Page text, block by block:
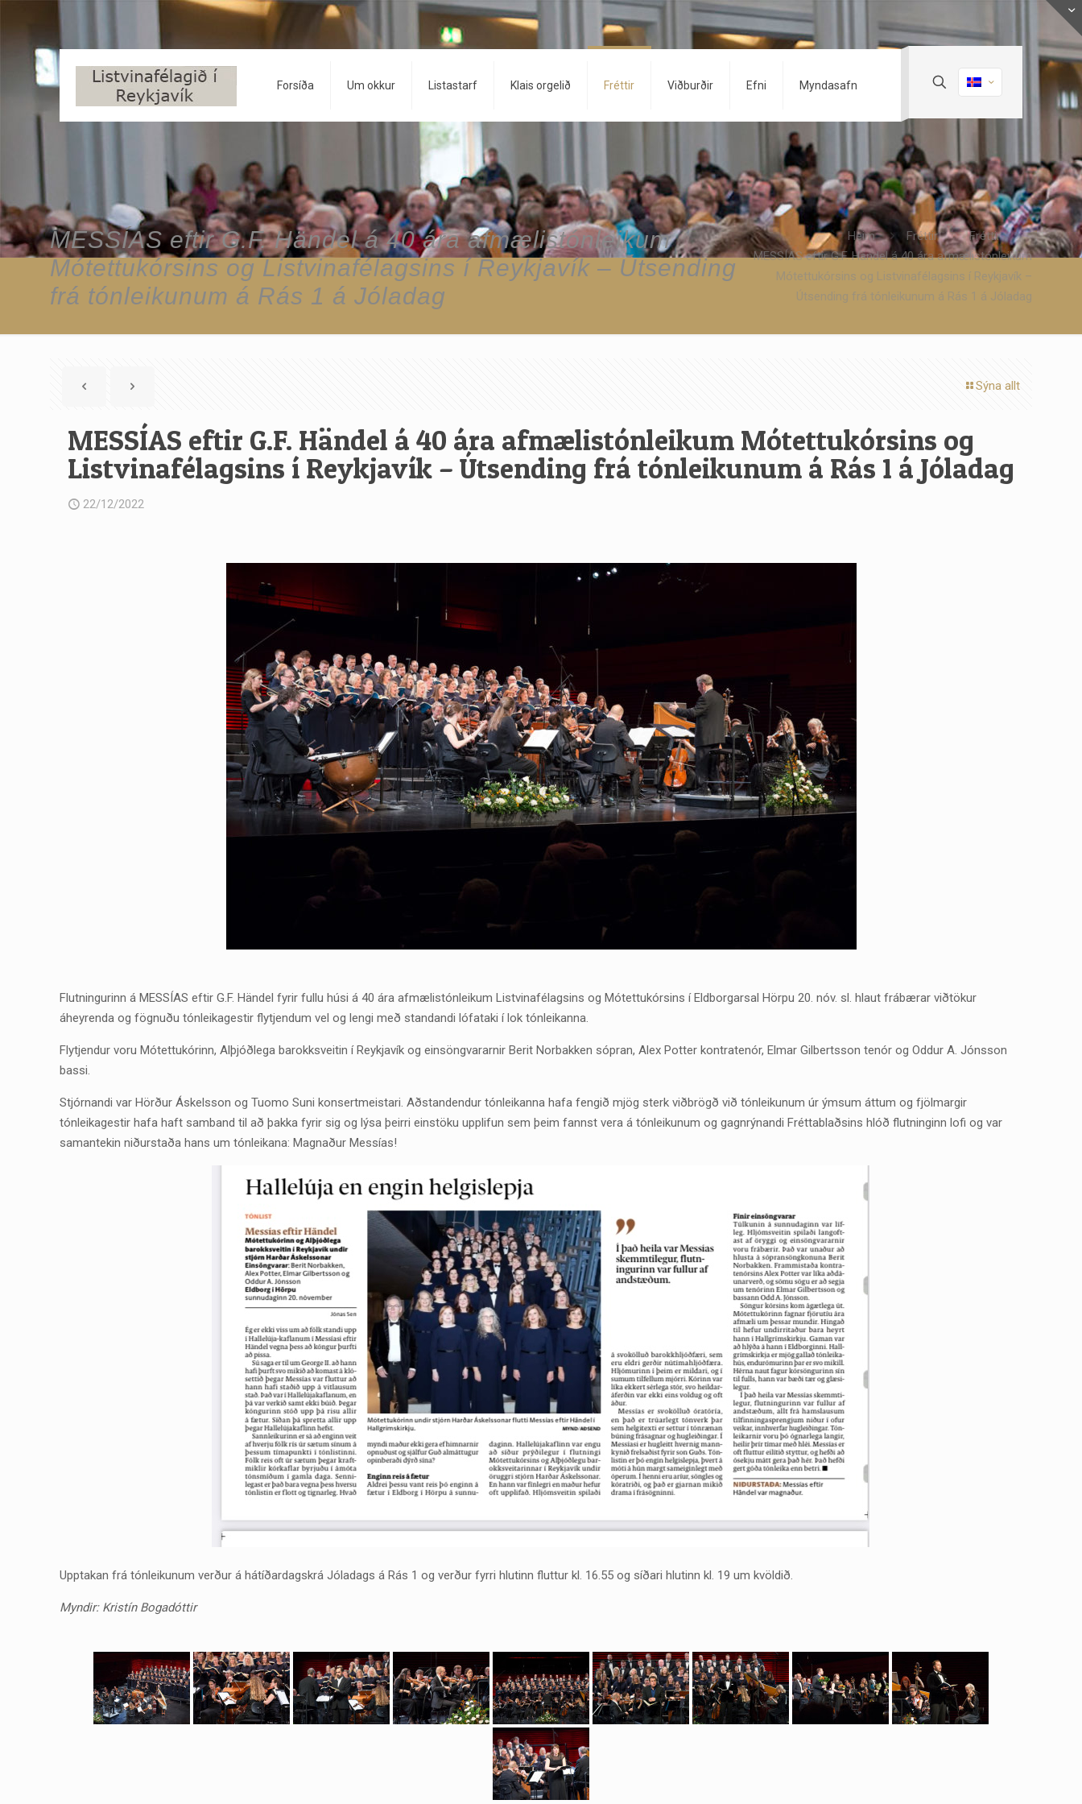
Forsíða Um okkur Listastarf Klais orgelið Fréttir Viðburðir Efni Myndasafn
MESSÍAS eftir G.F. Händel á 40 ára afmælistónleikum
Mótettukórsins og Listvinafélagsins í Reykjavík – Útsending
frá tónleikunum á Rás 1 á Jóladag
Heim Fréttir
Fréttir
MESSÍAS eftir G.F. Händel á 40 ára afmælistónleikum
Mótettukórsins og Listvinafélagsins í Reykjavík –
Útsending frá tónleikunum á Rás 1 á Jóladag
Sýna allt
MESSÍAS eftir G.F. Händel á 40 ára afmælistónleikum Mótettukórsins og
Listvinafélagsins í Reykjavík – Útsending frá tónleikunum á Rás 1 á Jóladag
22/12/2022
Flutningurinn á MESSÍAS eftir G.F. Händel fyrir fullu húsi á 40 ára afmælistónleikum Listvinafélagsins og Mótettukórsins í Eldborgarsal Hörpu 20. nóv. sl. hlaut frábærar viðtökur
áheyrenda og fögnuðu tónleikagestir flytjendum vel og lengi með standandi lófataki í lok tónleikanna.
Flytjendur voru Mótettukórinn, Alþjóðlega barokksveitin í Reykjavík og einsöngvararnir Berit Norbakken sópran, Alex Potter kontratenór, Elmar Gilbertsson tenór og Oddur A. Jónsson
bassi.
Stjórnandi var Hörður Áskelsson og Tuomo Suni konsertmeistari. Aðstandendur tónleikanna hafa fengið mjög sterk viðbrögð við tónleikunum úr ýmsum áttum og fjölmargir
tónleikagestir hafa haft samband til að þakka fyrir sig og lýsa þeirri einstöku upplifun sem þeim fannst vera á tónleikunum og gagnrýnandi Fréttablaðsins hlóð flutninginn lofi og var
samantekin niðurstaða hans um tónleikana: Magnaður Messías!
Upptakan frá tónleikunum verður á hátíðardagskrá Jóladags á Rás 1 og verður fyrri hlutinn fluttur kl. 16.55 og síðari hlutinn kl. 19 um kvöldið.
Myndir: Kristín Bogadóttir